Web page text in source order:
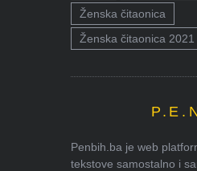
Ženska čitaonica
Ženska čitaonica 2021
Penbih.ba je web
tekstove samostalno i